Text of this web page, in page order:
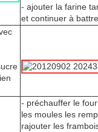
- ajouter la farine
et continuer à
- préchauffer le
les moules les
rajouter les